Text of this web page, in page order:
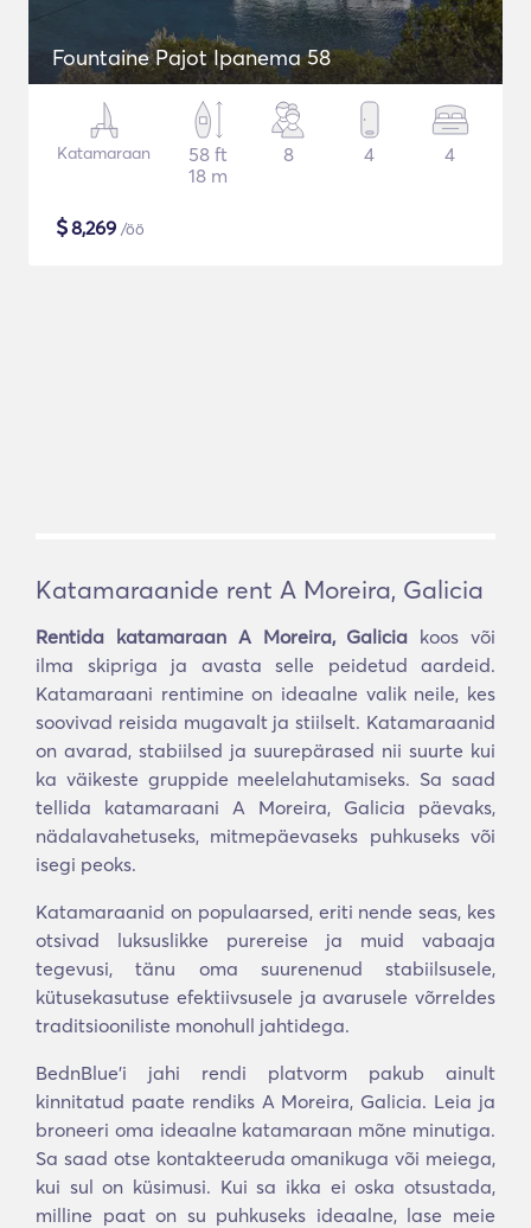
Fountaine Pajot Ipanema 58
Katamaraan
58 ft
18 m
8 4 4
$8,269 /öö
Katamaraanide rent A Moreira, Galicia
Rentida katamaraan A Moreira, Galicia koos või
ilma skipriga ja avasta selle peidetud aardeid.
Katamaraani rentimine on ideaalne valik neile, kes
soovivad reisida mugavalt ja stiilselt. Katamaraanid
on avarad, stabiilsed ja suurepärased nii suurte kui
ka väikeste gruppide meelelahutamiseks. Sa saad
tellida katamaraani A Moreira, Galicia päevaks,
nädalavahetuseks, mitmepäevaseks puhkuseks või
isegi peoks.
Katamaraanid on populaarsed, eriti nende seas, kes
otsivad luksuslikke purereise ja muid vabaaja
tegevusi, tänu oma suurenenud stabiilsusele,
kütusekasutuse efektiivsusele ja avarusele võrreldes
traditsiooniliste monohull jahtidega.
BednBlue’i jahi rendi platvorm pakub ainult
kinnitatud paate rendiks A Moreira, Galicia. Leia ja
broneeri oma ideaalne katamaraan mõne minutiga.
Sa saad otse kontakteeruda omanikuga või meiega,
kui sul on küsimusi. Kui sa ikka ei oska otsustada,
milline paat on su puhkuseks ideaalne, lase meie